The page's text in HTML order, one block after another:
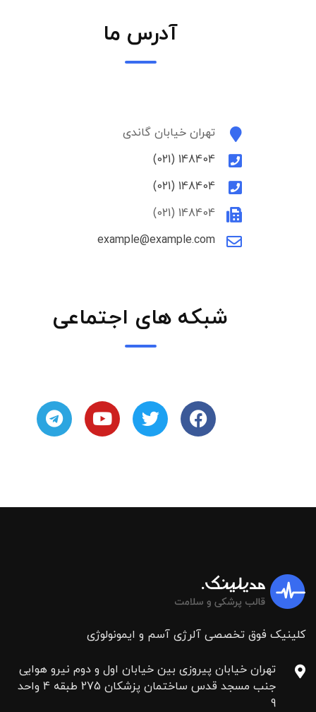
آدرس ما
تهران خیابان گاندی
148404 (021)
148404 (021)
148404 (021)
example@example.com
شبکه های اجتماعی
کلینیک فوق تخصصی آلرژی آسم و ایمونولوژی
تهران خیابان پیروزی بین خیابان اول و دوم نیرو هوایی
جنب مسجد قدس ساختمان پزشکان 275 طبقه 4 واحد
9